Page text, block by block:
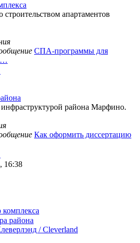
строительством апартаментов
СПА-программы для
сообщению
инфраструктурой района Марфино.
Как оформить диссертацию
16:38
района
/ Cleverland